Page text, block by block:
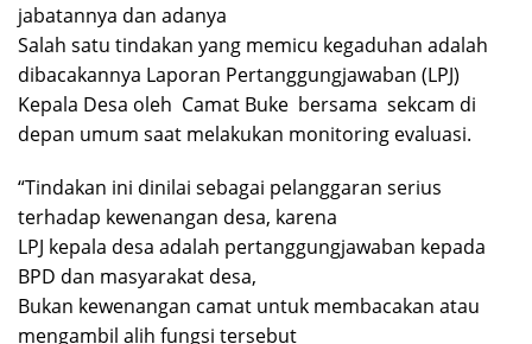
jabatannya dan adanya
Salah satu tindakan yang memicu kegaduhan adalah
dibacakannya Laporan Pertanggungjawaban (LPJ)
Kepala Desa oleh Camat Buke bersama sekcam di
depan umum saat melakukan monitoring evaluasi.
“Tindakan ini dinilai sebagai pelanggaran serius
terhadap kewenangan desa, karena
LPJ kepala desa adalah pertanggungjawaban kepada
BPD dan masyarakat desa,
Bukan kewenangan camat untuk membacakan atau
mengambil alih fungsi tersebut